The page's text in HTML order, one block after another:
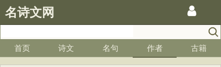
名诗文网
首页 诗文 名句 作者 古籍